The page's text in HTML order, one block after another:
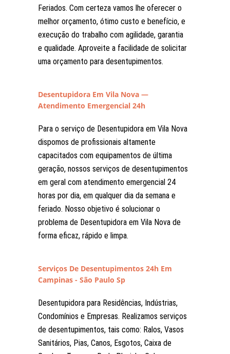
Feriados. Com certeza vamos lhe oferecer o
melhor orçamento, ótimo custo e benefício, e
execução do trabalho com agilidade, garantia
e qualidade. Aproveite a facilidade de solicitar
uma orçamento para desentupimentos.
Desentupidora Em Vila Nova —
Atendimento Emergencial 24h
Para o serviço de Desentupidora em Vila Nova
dispomos de profissionais altamente
capacitados com equipamentos de última
geração, nossos serviços de desentupimentos
em geral com atendimento emergencial 24
horas por dia, em qualquer dia da semana e
feriado. Nosso objetivo é solucionar o
problema de Desentupidora em Vila Nova de
forma eficaz, rápido e limpa.
Serviços De Desentupimentos 24h Em
Campinas - São Paulo Sp
Desentupidora para Residências, Indústrias,
Condomínios e Empresas. Realizamos serviços
de desentupimentos, tais como: Ralos, Vasos
Sanitários, Pias, Canos, Esgotos, Caixa de